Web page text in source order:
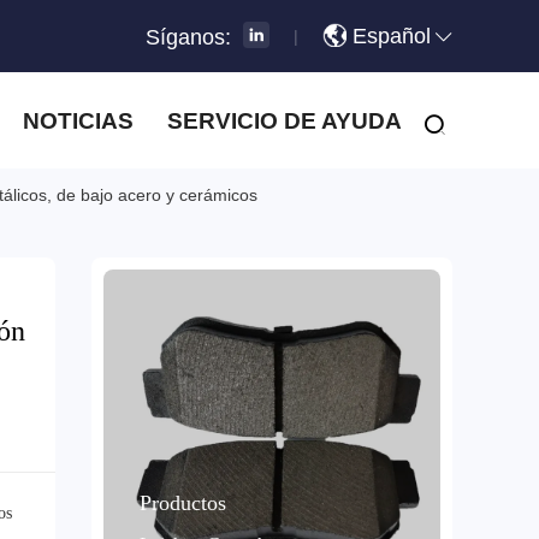
Síganos: | Español
NOTICIAS SERVICIO DE AYUDA
de bajo acero y cerámicos
Productos